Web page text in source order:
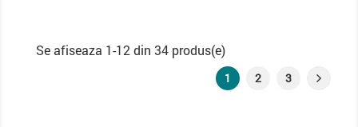
Se afiseaza 1-12 din 34 produs(e)
1 2 3